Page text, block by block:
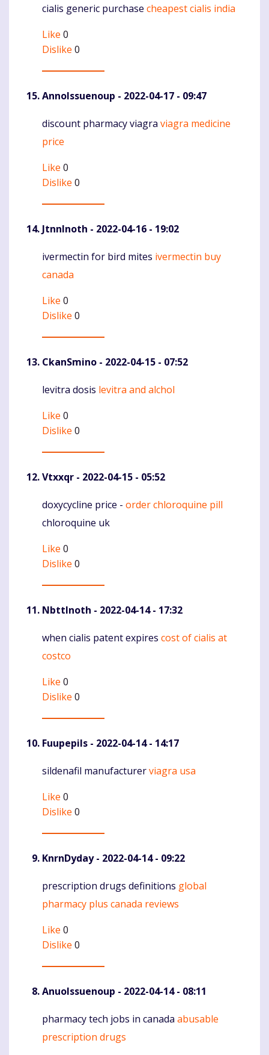
Komentaras
cialis generic purchase cheapest cialis india
Like 0
Dislike 0
AnnoIssuenoup - 2022-04-17 - 09:47
Komentaras
discount pharmacy viagra viagra medicine
price
Like 0
Dislike 0
JtnnInoth - 2022-04-16 - 19:02
Komentaras
ivermectin for bird mites ivermectin buy
canada
Like 0
Dislike 0
CkanSmino - 2022-04-15 - 07:52
Komentaras
levitra dosis levitra and alchol
Like 0
Dislike 0
Vtxxqr - 2022-04-15 - 05:52
Komentaras
doxycycline price - order chloroquine pill
chloroquine uk
Like 0
Dislike 0
NbttInoth - 2022-04-14 - 17:32
Komentaras
when cialis patent expires cost of cialis at
costco
Like 0
Dislike 0
Fuupepils - 2022-04-14 - 14:17
Komentaras
sildenafil manufacturerviagra usa
Like 0
Dislike 0
KnrnDyday- 2022-04-14 - 09:22
Komentaras
prescription drugs definitions global
pharmacy plus canada reviews
Like 0
Dislike 0
AnuoIssuenoup - 2022-04-14 - 08:11
Komentaras
pharmacy tech jobs in canada abusable
prescription drugs